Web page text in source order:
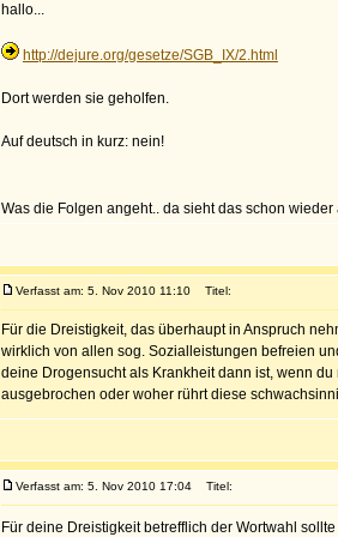
hallo...
http://dejure.org/gesetze/SGB_IX/2.html
Dort werden sie geholfen.
Auf deutsch in kurz: nein!
Was die Folgen angeht.. da sieht das schon
Verfasst am: 5. Nov 2010 11:10 Titel:
Für die Dreistigkeit, das überhaupt in Anspruch
wirklich von allen sog. Sozialleistungen befreien
deine Drogensucht als Krankheit dann ist, wenn
ausgebrochen oder woher rührt diese
Verfasst am: 5. Nov 2010 17:04 Titel:
Für deine Dreistigkeit betrefflich der Wortwahl